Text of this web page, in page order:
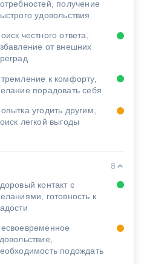
получение
удовольствия
честного ответа,
от внешних
к комфорту,
порадовать себя
угодить другим,
легкой выгоды
8
контакт с
готовность к
подождать